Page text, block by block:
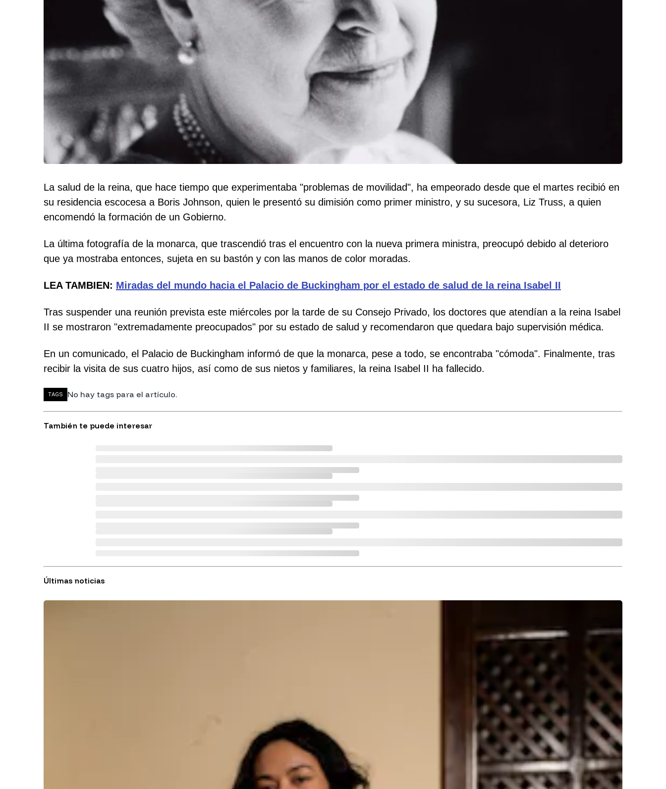
La salud de la reina, que hace tiempo que experimentaba "problemas de movilidad", ha empeorado desde que el martes recibió en
su residencia escocesa a Boris Johnson, quien le presentó su dimisión como primer ministro, y su sucesora, Liz Truss, a quien
encomendó la formación de un Gobierno.
La última fotografía de la monarca, que trascendió tras el encuentro con la nueva primera ministra, preocupó debido al deterioro
que ya mostraba entonces, sujeta en su bastón y con las manos de color moradas.
LEA TAMBIEN: Miradas del mundo hacia el Palacio de Buckingham por el estado de salud de la reina Isabel II
Tras suspender una reunión prevista este miércoles por la tarde de su Consejo Privado, los doctores que atendían a la reina Isabel
II se mostraron "extremadamente preocupados" por su estado de salud y recomendaron que quedara bajo supervisión médica.
En un comunicado, el Palacio de Buckingham informó de que la monarca, pese a todo, se encontraba "cómoda". Finalmente, tras
recibir la visita de sus cuatro hijos, así como de sus nietos y familiares, la reina Isabel II ha fallecido.
TAGS No hay tags para el artículo.
También te puede interesar
Últimas noticias